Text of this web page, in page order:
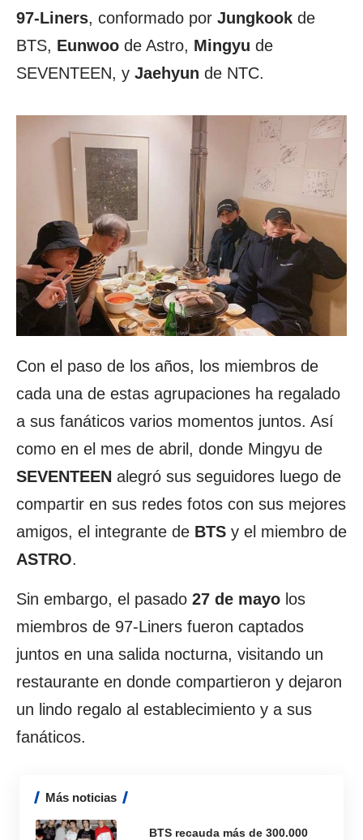
97-Liners, conformado por Jungkook de
BTS, Eunwoo de Astro, Mingyu de
SEVENTEEN, y Jaehyun de NTC.
Con el paso de los años, los miembros de
cada una de estas agrupaciones ha regalado
a sus fanáticos varios momentos juntos. Así
como en el mes de abril, donde Mingyu de
SEVENTEEN alegró sus seguidores luego de
compartir en sus redes fotos con sus mejores
amigos, el integrante de BTS y el miembro de
ASTRO.
Sin embargo, el pasado 27 de mayo los
miembros de 97-Liners fueron captados
juntos en una salida nocturna, visitando un
restaurante en donde compartieron y dejaron
un lindo regalo al establecimiento y a sus
fanáticos.
Más noticias
BTS recauda más de 300.000